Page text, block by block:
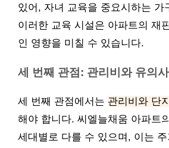
있어, 자녀 교육을 중요시하는 가
이러한 교육 시설은 아파트의 재
인 영향을 미칠 수 있습니다.
세 번째 관점: 관리비와 유의
세 번째 관점에서는 관리비와 단
해야 합니다. 씨엘늘채움 아파트
세대별로 다를 수 있으며, 이는